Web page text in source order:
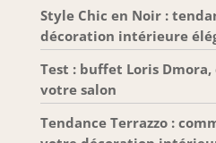
Style Chic en Noir :
décoration intérieure
Test : buffet Loris
votre salon
Tendance Terrazzo :